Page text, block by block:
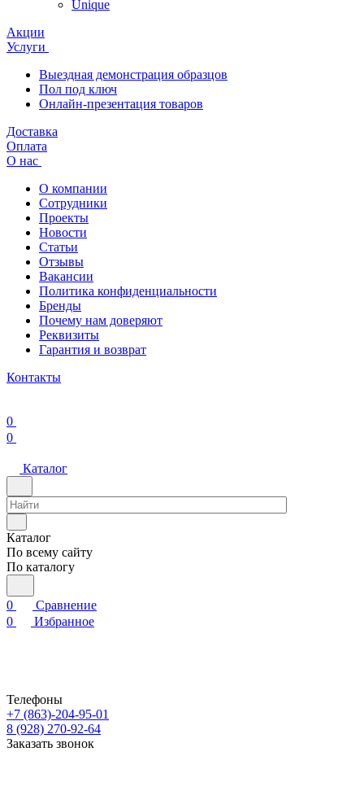
Unique
Акции
Услуги
Выездная демонстрация образцов
Пол под ключ
Онлайн-презентация товаров
Доставка
Оплата
О нас
О компании
Сотрудники
Проекты
Новости
Статьи
Отзывы
Вакансии
Политика конфиденциальности
Бренды
Почему нам доверяют
Реквизиты
Гарантия и возврат
Контакты
0
0
Каталог
Каталог
По всему сайту
По каталогу
0
Сравнение
0
Избранное
Телефоны
+7 (863)-204-95-01
8 (928) 270-92-64
Заказать звонок